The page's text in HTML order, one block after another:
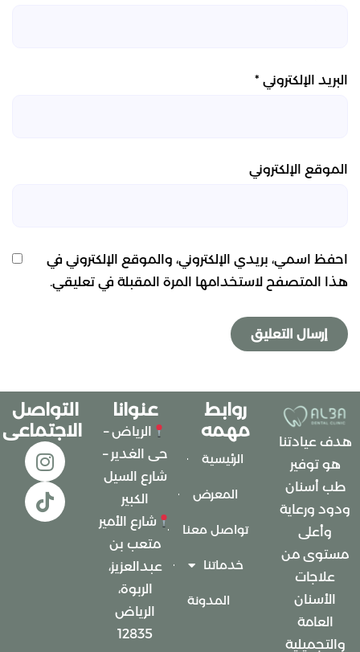
البريد الإلكتروني *
الموقع الإلكتروني
احفظ اسمي، بريدي الإلكتروني، والموقع الإلكتروني في
هذا المتصفح لاستخدامها المرة المقبلة في تعليقي.
هدف عيادتنا
هو توفير
طب أسنان
ودود ورعاية
وأعلى
مستوى من
علاجات
الأسنان
العامة
والتجميلية
روابط
مهمه
الرئيسية
المعرض
تواصل معنا
خدماتنا
المدونة
عنوانا
الرياض –
حى الغدير –
شارع السيل
الكبير
شارع الأمير
متعب بن
عبدالعزيز،
الربوة،
الرياض
12835
التواصل
الاجتماعى